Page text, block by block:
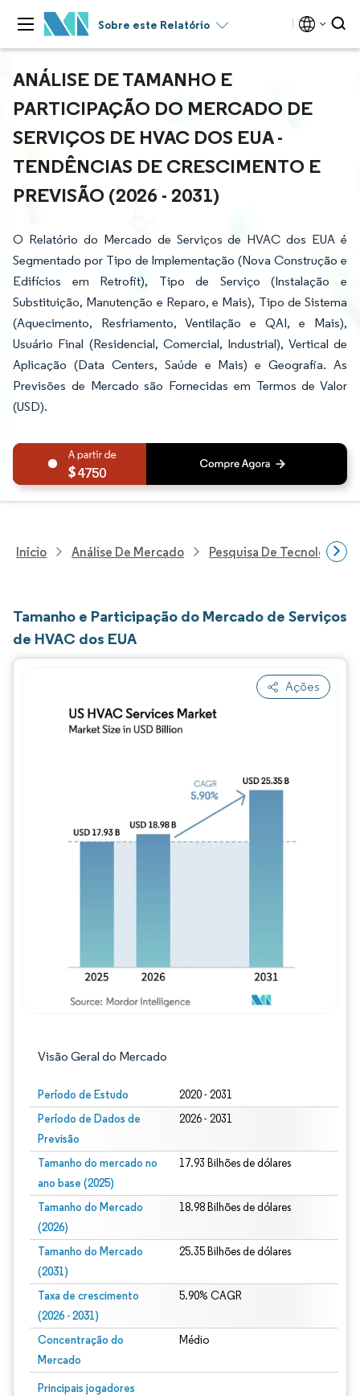
Sobre este Relatório
ANÁLISE DE TAMANHO E
PARTICIPAÇÃO DO MERCADO DE
SERVIÇOS DE HVAC DOS EUA -
TENDÊNCIAS DE CRESCIMENTO E
PREVISÃO (2026 - 2031)
O Relatório do Mercado de Serviços de HVAC dos EUA é
Segmentado por Tipo de Implementação (Nova Construção e
Edifícios em Retrofit), Tipo de Serviço (Instalação e
Substituição, Manutenção e Reparo, e Mais), Tipo de Sistema
(Aquecimento, Resfriamento, Ventilação e QAI, e Mais),
Usuário Final (Residencial, Comercial, Industrial), Vertical de
Aplicação (Data Centers, Saúde e Mais) e Geografia. As
Previsões de Mercado são Fornecidas em Termos de Valor
(USD).
4750
Início Análise De Mercado Pesquisa De Tecnologia,
Tamanho e Participação do Mercado de Serviços
de HVAC dos EUA
Ações
Visão Geral do Mercado
Período de Estudo 2020 - 2031
Período de Dados de
Previsão
2026 - 2031
Tamanho do mercado no
ano base (2025)
17.93 Bilhões de dólares
Tamanho do Mercado
(2026)
18.98 Bilhões de dólares
Tamanho do Mercado
(2031)
25.35 Bilhões de dólares
Taxa de crescimento
(2026 - 2031)
5.90% CAGR
Concentração do
Mercado
Médio
Principais jogadores
Imagem © Mordor Intelligence. O reuso requer atribuição conforme CC BY 4.0.